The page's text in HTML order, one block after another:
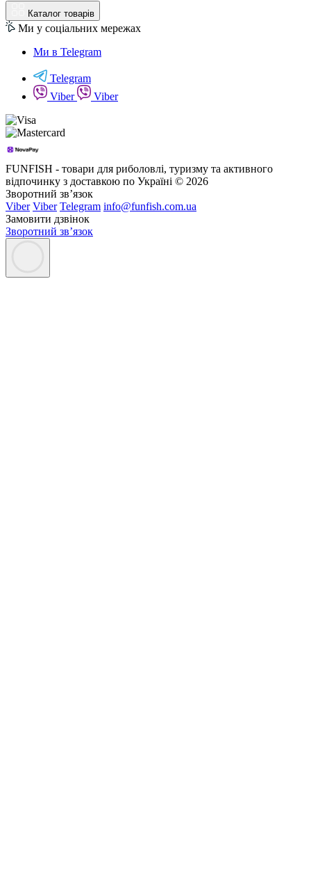
Каталог товарів
Ми у соціальних мережах
Ми в Telegram
Telegram
Viber
Viber
FUNFISH - товари для риболовлі, туризму та активного
відпочинку з доставкою по Україні © 2026
Зворотний зв’язок
Viber Viber Telegram info@funfish.com.ua
Замовити дзвінок
Зворотний зв’язок